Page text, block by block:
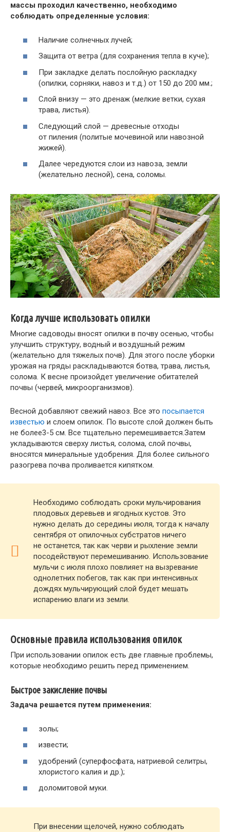
массы проходил качественно, необходимо
соблюдать определенные условия:
Наличие солнечных лучей;
Защита от ветра (для сохранения тепла в куче);
При закладке делать послойную раскладку
(опилки, сорняки, навоз и т.д.) от 150 до 200 мм.;
Слой внизу — это дренаж (мелкие ветки, сухая
трава, листья).
Следующий слой — древесные отходы
от пиления (политые мочевиной или навозной
жижей).
Далее чередуются слои из навоза, земли
(желательно лесной), сена, соломы.
Когда лучше использовать опилки
Многие садоводы вносят опилки в почву осенью, чтобы
улучшить структуру, водный и воздушный режим
(желательно для тяжелых почв). Для этого после уборки
урожая на гряды раскладываются ботва, трава, листья,
солома. К весне произойдет увеличение обитателей
почвы (червей, микроорганизмов).
Весной добавляют свежий навоз. Все это посыпается
известью и слоем опилок. По высоте слой должен быть
не более3-5 см. Все тщательно перемешивается.Затем
укладываются сверху листья, солома, слой почвы,
вносятся минеральные удобрения. Для более сильного
разогрева почва проливается кипятком.
Необходимо соблюдать сроки мульчирования
плодовых деревьев и ягодных кустов. Это
нужно делать до середины июля, тогда к началу
сентября от опилочных субстратов ничего
не останется, так как черви и рыхление земли
посодействуют перемешиванию. Использование
мульчи с июля плохо повлияет на вызревание
однолетних побегов, так как при интенсивных
дождях мульчирующий слой будет мешать
испарению влаги из земли.
Основные правила использования опилок
При использовании опилок есть две главные проблемы,
которые необходимо решить перед применением.
Быстрое закисление почвы
Задача решается путем применения:
золы;
извести;
удобрений (суперфосфата, натриевой селитры,
хлористого калия и др.);
доломитовой муки.
При внесении щелочей, нужно соблюдать